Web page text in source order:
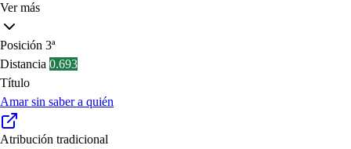
Ver más
Posición 3ª
Distancia 0.693
Título
Amar sin saber a quién
Atribución tradicional